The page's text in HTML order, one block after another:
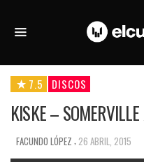
7.5 DISCOS
KISKE –
FACUNDO LÓPEZ 26 ABRIL, 2015